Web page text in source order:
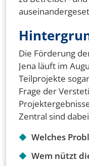
Die Förderung
Jena läuft im
Teilprojekte
Frage der
Zentral sind
Welches
Wem nützt